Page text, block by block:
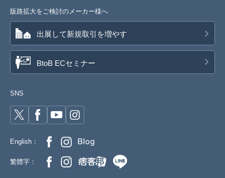
販路拡大をご検討のメーカー様へ
出展して新規取引を増やす
BtoB ECセミナー
SNS
English：
繁體字：